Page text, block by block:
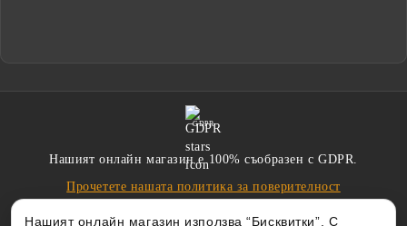
Нашият онлайн магазин използва “Бисквитки”. С
GDPR
Нашият онлайн магазин е 100% съобразен с GDPR.
Прочетете нашата политика за поверителност